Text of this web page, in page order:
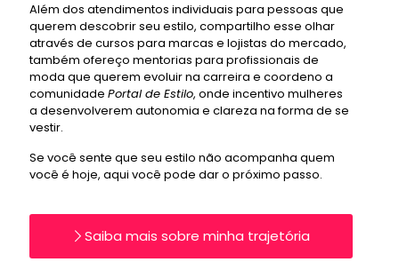
Além dos atendimentos individuais para pessoas que
querem descobrir seu estilo, compartilho esse olhar
através de cursos para marcas e lojistas do mercado,
também ofereço mentorias para profissionais de
moda que querem evoluir na carreira e coordeno a
comunidade Portal de Estilo, onde incentivo mulheres
a desenvolverem autonomia e clareza na forma de se
vestir.
Se você sente que seu estilo não acompanha quem
você é hoje, aqui você pode dar o próximo passo.
Saiba mais sobre minha trajetória